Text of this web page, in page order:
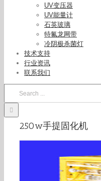
UV变压器
UV能量计
石英玻璃
特氟龙网带
冷阴极杀菌灯
技术支持
行业资讯
联系我们
250w手提固化机
手提固化机_250w